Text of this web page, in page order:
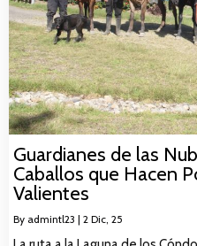
Guardianes de las
Caballos que Hacen
Valientes
By admintl23 | 2 Dic, 25